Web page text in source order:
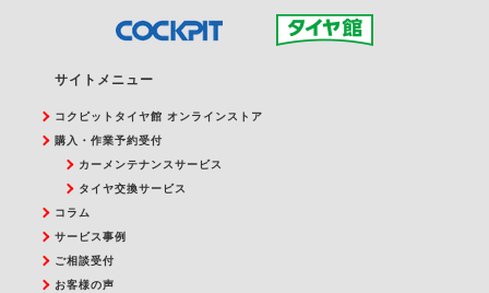
サイトメニュー
コクピットタイヤ館 オンラインストア
購入・作業予約受付
カーメンテナンスサービス
タイヤ交換サービス
コラム
サービス事例
ご相談受付
お客様の声